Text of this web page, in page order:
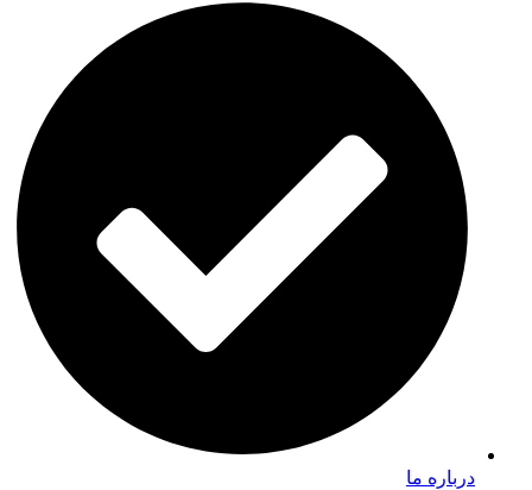
درباره ما